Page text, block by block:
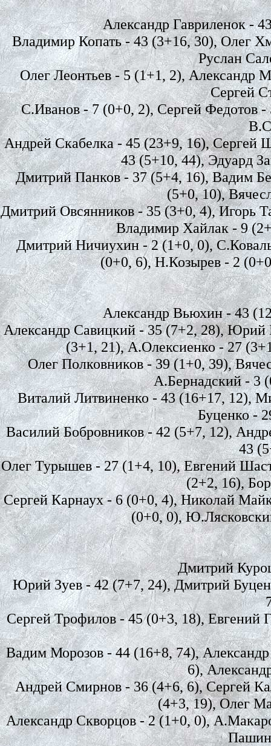
Александр Гавриленок -
Владимир Копать - 43 (3+16, 30), Олег
Руслан
Олег Леонтьев - 5 (1+1, 2), Александр
Сергей
С.Иванов - 7 (0+0, 2), Сергей Федотов
Андрей Скабелка - 45 (23+9, 16), Сергей
43 (5+10, 44), Эдуард
Дмитрий Панков - 37 (5+4, 16), Вадим
(5+0, 10),
Дмитрий Овсянников - 35 (3+0, 4), Игорь
Владимир Хайлак - 9
Дмитрий Ничиухин - 2 (1+0, 0),
(0+0, 6), Н.Козырев - 2
Александр Вьюхин - 43
Александр Савицкий - 35 (7+2, 28), Юрий
(3+1, 21), А.Олексиенко - 27
Олег Полковников - 39 (1+0, 39),
А.Бернадский - 3
Виталий Литвиненко - 43 (16+17, 12),
Буценко -
Василий Бобровников - 42 (5+7, 12),
43
Олег Турышев - 27 (1+4, 10), Евгений
(2+2, 16),
Сергей Карнаух - 6 (0+0, 4), Николай
(0+0, 0),
Дмитрий
Юрий Зуев - 42 (7+7, 24), Дмитрий
Сергей Трофилов - 45 (0+3, 18), Евгений
Вадим Морозов - 44 (16+8, 74),
6),
Андрей Смирнов - 36 (4+6, 6), Сергей
(4+3, 19), Олег
Александр Скворцов - 2 (1+0, 0),
Пашин